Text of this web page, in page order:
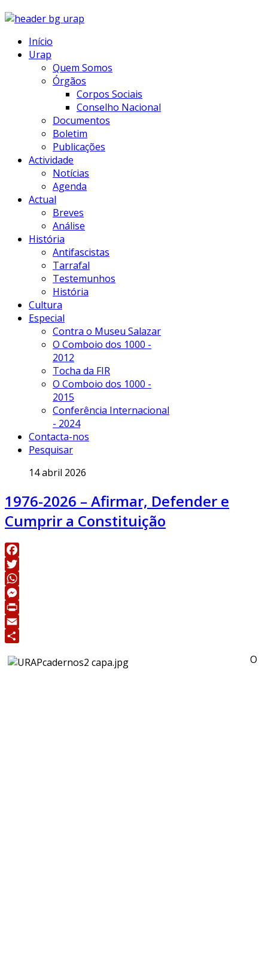
Início
Urap
Quem Somos
Órgãos
Corpos Sociais
Conselho Nacional
Documentos
Boletim
Publicações
Actividade
Notícias
Agenda
Actual
Breves
Análise
História
Antifascistas
Tarrafal
Testemunhos
História
Cultura
Especial
Contra o Museu Salazar
O Comboio dos 1000 -
2012
Tocha da FIR
O Comboio dos 1000 -
2015
Conferência Internacional
- 2024
Contacta-nos
Pesquisar
14 abril 2026
1976-2026 – Afirmar, Defender e
Cumprir a Constituição
Facebook
Twitter
WhatsApp
Messenger
Print
Email
O